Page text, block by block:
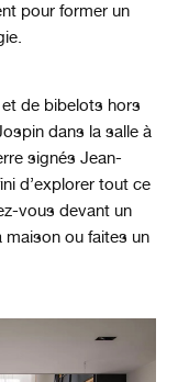
pour former un
de bibelots hors
dans la salle à
signés Jean-
d’explorer tout ce
vous devant un
maison ou faites un